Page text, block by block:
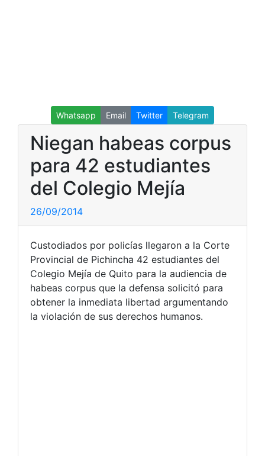
Whatsapp Email Twitter Telegram
Niegan habeas corpus
para 42 estudiantes
del Colegio Mejía
26/09/2014
Custodiados por policías llegaron a la Corte
Provincial de Pichincha 42 estudiantes del
Colegio Mejía de Quito para la audiencia de
habeas corpus que la defensa solicitó para
obtener la inmediata libertad argumentando
la violación de sus derechos humanos.